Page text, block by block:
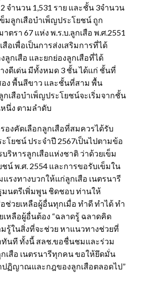
จำนวน 1,531 ราย และชั้น 3จำนวน
ข็มลูกเสือบำเพ็ญประโยชน์ ถูก
รา 67 แห่ง พ.ร.บ.ลูกเสือ พ.ศ.2551
อเพื่อเป็นการส่งเสริมการที่ได้
กเสือ และยกย่องลูกเสือที่ได้
งดีเด่น มีทั้งหมด 3 ชั้น ได้แก่ ชั้นที่
ง พื้นสีขาว และชั้นที่สาม พื้น
กเสือบำเพ็ญประโยชน์จะเริ่มจากชั้น
นึ่ง ตามลำดับ
องคัดเลือกลูกเสือที่สมควรได้รับ
โยชน์ ประจำปี 2567เป็นไปตามข้อ
ริหารลูกเสือแห่งชาติ ว่าด้วยเข็ม
น์ พ.ศ. 2554 และการขอรับเข็มใน
แรงทางบวกให้แก่ลูกเสือ เนตรนารี
นตรีเพิ่มพูน ชิดชอบ ท่านให้
อช่วยเหลือผู้อื่นทุกเมื่อ ทำดี ทำได้ ทำ
เหลือผู้อื่นต้อง “ฉลาดรู้ ฉลาดคิด
รู้ในสิ่งที่จะช่วย หาแนวทางช่วยที่
ทันที ทั้งนี้ สลช.ขอชื่นชมและร่วม
เสือ เนตรนารีทุกคน ขอให้ยึดมั่น
ฏิญาณและกฎของลูกเสือตลอดไป”